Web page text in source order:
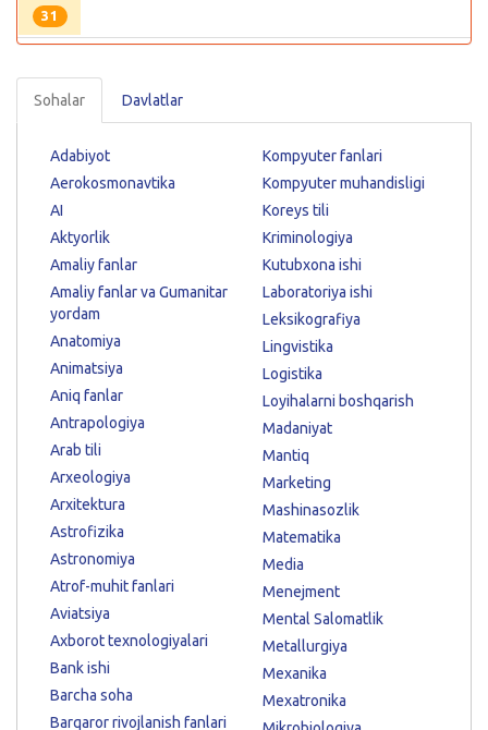
31
Sohalar Davlatlar
Adabiyot
Aerokosmonavtika
AI
Aktyorlik
Amaliy fanlar
Amaliy fanlar va Gumanitar
yordam
Anatomiya
Animatsiya
Aniq fanlar
Antrapologiya
Arab tili
Arxeologiya
Arxitektura
Astrofizika
Astronomiya
Atrof-muhit fanlari
Aviatsiya
Axborot texnologiyalari
Bank ishi
Barcha soha
Barqaror rivojlanish fanlari
Kompyuter fanlari
Kompyuter muhandisligi
Koreys tili
Kriminologiya
Kutubxona ishi
Laboratoriya ishi
Leksikografiya
Lingvistika
Logistika
Loyihalarni boshqarish
Madaniyat
Mantiq
Marketing
Mashinasozlik
Matematika
Media
Menejment
Mental Salomatlik
Metallurgiya
Mexanika
Mexatronika